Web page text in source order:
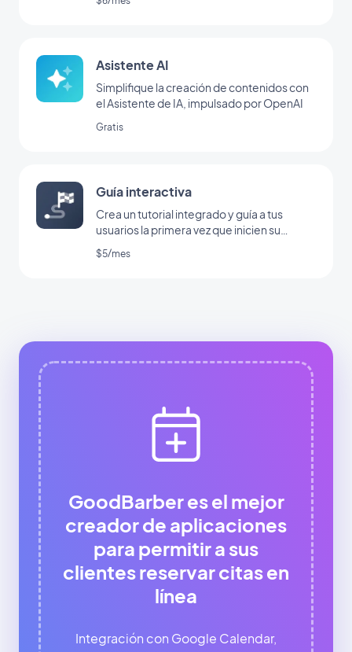
Asistente AI
Simplifique la creación de contenidos con
el Asistente de IA, impulsado por OpenAI
Gratis
Guía interactiva
Crea un tutorial integrado y guía a tus
usuarios la primera vez que inicien su
aplicación
$5/mes
GoodBarber es el mejor
creador de aplicaciones
para permitir a sus
clientes reservar citas en
línea
Integración con Google Calendar,